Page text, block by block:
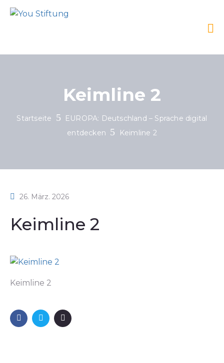
Keimline 2
Startseite
EUROPA: Deutschland – Sprache digital
entdecken
Keimline 2
26. März. 2026
Keimline 2
Keimline 2